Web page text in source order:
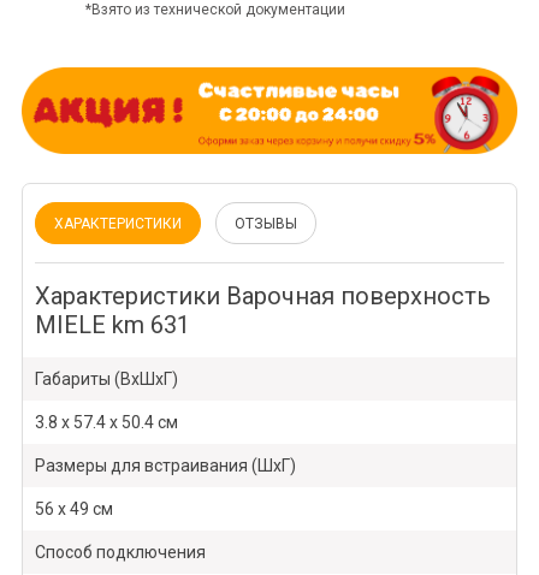
*Взято из технической документации
ХАРАКТЕРИСТИКИ ОТЗЫВЫ
Характеристики Варочная поверхность
MIELE km 631
Габариты (ВхШхГ)
3.8 x 57.4 x 50.4 см
Размеры для встраивания (ШхГ)
56 x 49 см
Способ подключения